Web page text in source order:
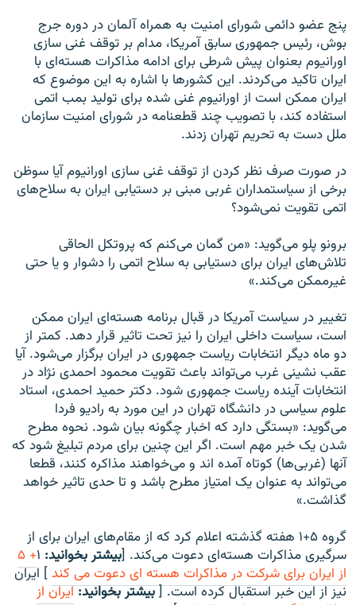
پنج عضو دائمی شورای امنیت به همراه آلمان در دوره جرج
بوش، رئیس جمهوری سابق آمریکا، مدام بر توقف غنی سازی
اورانیوم بعنوان پیش شرطی برای ادامه مذاکرات هسته‌ای با
ایران تاکید می‌کردند. این کشورها با اشاره به این موضوع که
ایران ممکن است از اورانیوم غنی شده برای تولید بمب اتمی
استفاده کند، با تصویب چند قطعنامه در شورای امنیت سازمان
ملل دست به تحریم تهران زدند.
در صورت صرف نظر کردن از توقف غنی سازی اورانیوم آیا سوظن
برخی از سیاستمداران غربی مبنی بر دستیابی ایران به سلاح‌های
اتمی تقویت نمی‌شود؟
برونو پلو می‌گوید: «من گمان می‌کنم که پروتکل الحاقی
تلاش‌های ایران برای دستیابی به سلاح اتمی را دشوار و یا حتی
غیرممکن می‌کند.»
تغییر در سیاست آمریکا در قبال برنامه هسته‌ای ایران ممکن
است، سیاست داخلی ایران را نیز تحت تاثیر قرار دهد. کمتر از
دو ماه دیگر انتخابات ریاست جمهوری در ایران برگزار می‌شود. آیا
عقب نشینی غرب می‌تواند باعث تقویت محمود احمدی نژاد در
انتخابات آینده ریاست جمهوری شود. دکتر حمید احمدی، استاد
علوم سیاسی در دانشگاه تهران در این مورد به رادیو فردا
می‌گوید: «بستگی دارد که اخبار چگونه بیان شود. نحوه مطرح
شدن یک خبر مهم است. اگر این چنین برای مردم تبلیغ شود که
آنها (غربی‌ها) کوتاه آمده اند و می‌خواهند مذاکره کنند، قطعا
می‌تواند به عنوان یک امتیاز مطرح باشد و تا حدی تاثیر خواهد
گذاشت.»
گروه ۵+۱ هفته گذشته اعلام کرد که از مقام‌های ایران برای از
سرگیری مذاکرات هسته‌ای دعوت می‌کند. [بیشتر بخوانید:
+ ۵
از ايران برای شرکت در مذاکرات هسته ای دعوت می کند] ایران
نیز از این خبر استقبال کرده است. [بیشتر بخوانید:ایران از